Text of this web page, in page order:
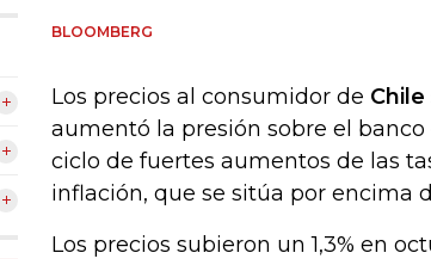
BLOOMBERG
Los precios al consumidor de Chile
aumentó la presión sobre el
ciclo de fuertes aumentos de las
inflación, que se sitúa por encima
Los precios subieron un 1,3% en